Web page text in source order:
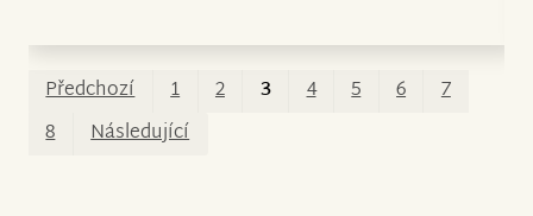
také. Do pohybu se dá celý řetězec pomoci.
Podobný princip považujeme za velmi důležitý
i pro efektivní CSR.
Předchozí 1 2 3 4 5 6
7
8
Následující